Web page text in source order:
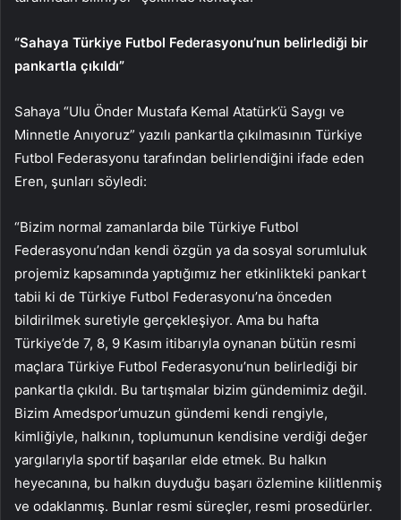
“Sahaya Türkiye Futbol Federasyonu’nun belirlediği bir
pankartla çıkıldı”
Sahaya “Ulu Önder Mustafa Kemal Atatürk’ü Saygı ve
Minnetle Anıyoruz” yazılı pankartla çıkılmasının Türkiye
Futbol Federasyonu tarafından belirlendiğini ifade eden
Eren, şunları söyledi:
“Bizim normal zamanlarda bile Türkiye Futbol
Federasyonu’ndan kendi özgün ya da sosyal sorumluluk
projemiz kapsamında yaptığımız her etkinlikteki pankart
tabii ki de Türkiye Futbol Federasyonu’na önceden
bildirilmek suretiyle gerçekleşiyor. Ama bu hafta
Türkiye’de 7, 8, 9 Kasım itibarıyla oynanan bütün resmi
maçlara Türkiye Futbol Federasyonu’nun belirlediği bir
pankartla çıkıldı. Bu tartışmalar bizim gündemimiz değil.
Bizim Amedspor’umuzun gündemi kendi rengiyle,
kimliğiyle, halkının, toplumunun kendisine verdiği değer
yargılarıyla sportif başarılar elde etmek. Bu halkın
heyecanına, bu halkın duyduğu başarı özlemine kilitlenmiş
ve odaklanmış. Bunlar resmi süreçler, resmi prosedürler.